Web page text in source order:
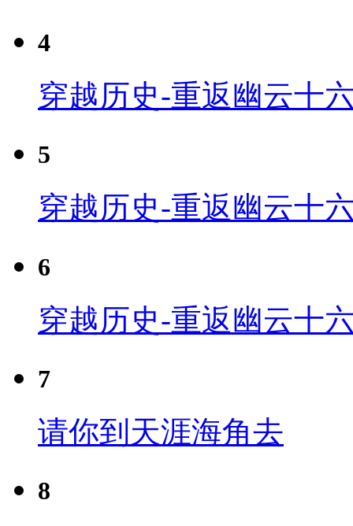
4
穿越历史-重返幽云十
5
穿越历史-重返幽云十
6
穿越历史-重返幽云十
7
请你到天涯海角去
8